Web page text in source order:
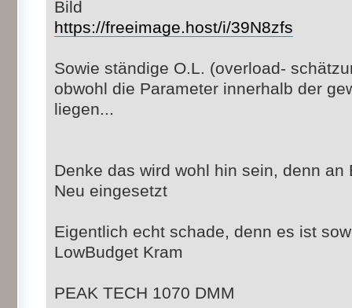
https://freeimage.host/i/39N8zfs
Sowie ständige O.L. (overload-
obwohl die Parameter innerhalb der
liegen...
Denke das wird wohl hin sein, denn
Neu eingesetzt
Eigentlich echt schade, denn es ist
LowBudget Kram
PEAK TECH 1070 DMM